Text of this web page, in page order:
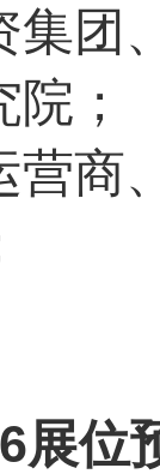
集团
；
营商
展位